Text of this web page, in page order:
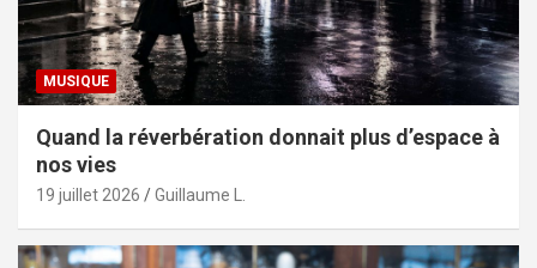
MUSIQUE
Quand la réverbération donnait plus d’espace à
nos vies
19 juillet 2026 Guillaume L.